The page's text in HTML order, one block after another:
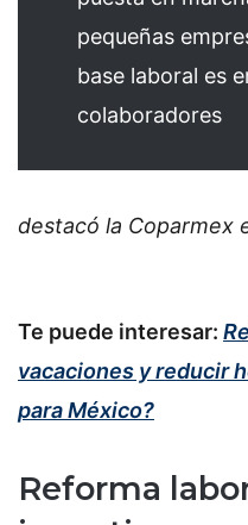
pequeñas
base laboral es
colaboradores
destacó la Coparmex
Te puede interesar:
vacaciones y reducir
para México?
Reforma